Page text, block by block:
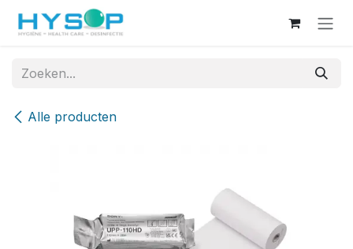
Overslaan naar inhoud
Alle producten